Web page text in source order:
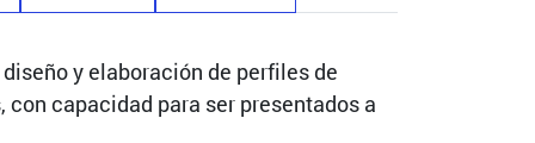
y elaboración de perfiles de
capacidad para ser presentados a